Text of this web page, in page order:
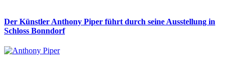
Der Künstler Anthony Piper führt durch seine Ausstellung in
Schloss Bonndorf